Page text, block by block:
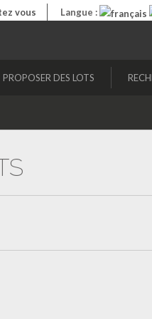
vous Langue :
PROPOSER DES LOTS